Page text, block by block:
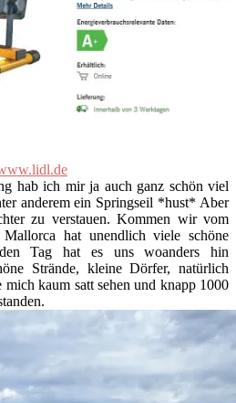
hab ich mir ja auch ganz schön viel
anderem ein Springseil *hust* Aber
zu verstauen. Kommen wir vom
hat unendlich viele schöne
Tag hat es uns woanders hin
Strände, kleine Dörfer, natürlich
kaum satt sehen und knapp 1000